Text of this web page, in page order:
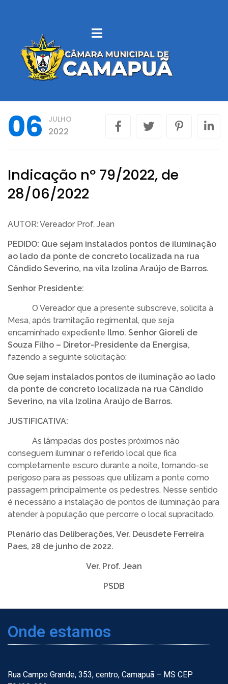
SOBRE
CAMAPUÃ
LEGISLAÇÃO
MUNICIPAL
INTERNO
LICITAÇÕES
PORTAL
TRANSPARÊNCIA
LEGISLATIVO
OUVIDORIA
06 JULHO
2022
Indicação nº 79/2022, de
28/06/2022
AUTOR: Vereador Prof. Jean
PEDIDO: Que sejam instalados pontos de iluminação
ao lado da ponte de concreto localizada na rua
Cândido Severino, na vila Izolina Araújo de Barros.
Senhor Presidente:
O Vereador que a presente subscreve, solicita à
Mesa, após tramitação regimental, que seja
encaminhado expediente Ilmo. Senhor Gioreli de
Souza Filho – Diretor-Presidente da Energisa,
fazendo a seguinte solicitação:
Que sejam instalados pontos de iluminação ao lado
da ponte de concreto localizada na rua Cândido
Severino, na vila Izolina Araújo de Barros.
JUSTIFICATIVA:
As lâmpadas dos postes próximos não
conseguem iluminar o referido local que fica
completamente escuro durante a noite, tornando-se
perigoso para as pessoas que utilizam a ponte como
passagem principalmente os pedestres. Nesse sentido
é necessário a instalação de pontos de iluminação para
atender à população que percorre o local supracitado.
Plenário das Deliberações, Ver. Deusdete Ferreira
Paes, 28 de junho de 2022.
Ver. Prof. Jean
PSDB
Onde estamos
Rua Campo Grande, 353, centro, Camapuã – MS CEP